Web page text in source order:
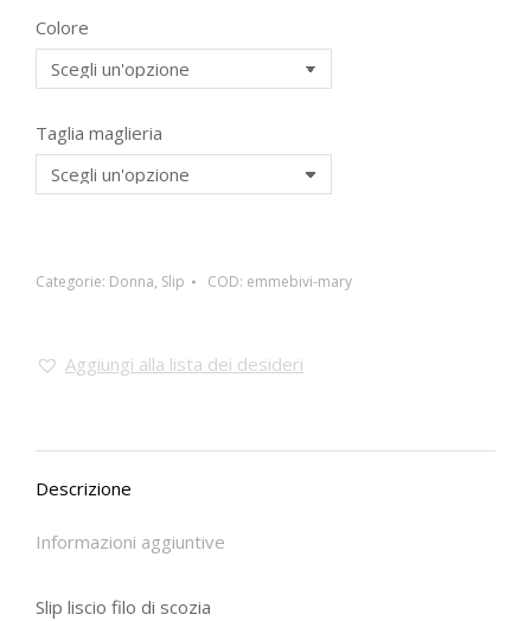
Colore
Taglia maglieria
Categorie: Donna, Slip COD: emmebivi-mary
Aggiungi alla lista dei desideri
Descrizione
Informazioni aggiuntive
Slip liscio filo di scozia